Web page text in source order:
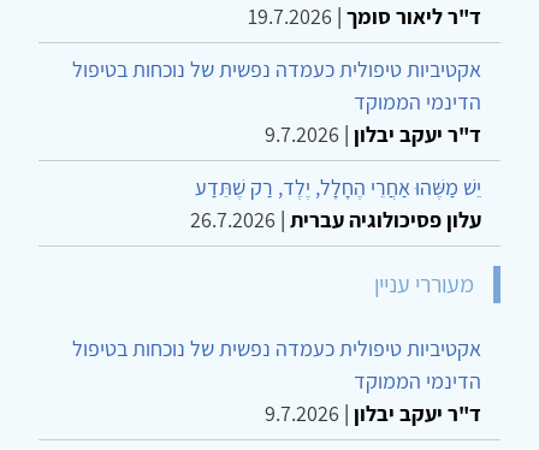
ד"ר ליאור סומך |
19.7.2026
אקטיביות טיפולית כעמדה נפשית של נוכחות בטיפול
הדינמי הממוקד
ד"ר יעקב יבלון |
9.7.2026
יֵשׁ מַשֶּׁהוּ אַחֲרֵי הֶחָלָל, יֶלֶד, רַק שֶׁתֵּדַע
עלון פסיכולוגיה עברית |
26.7.2026
מעוררי עניין
אקטיביות טיפולית כעמדה נפשית של נוכחות בטיפול
הדינמי הממוקד
ד"ר יעקב יבלון |
9.7.2026